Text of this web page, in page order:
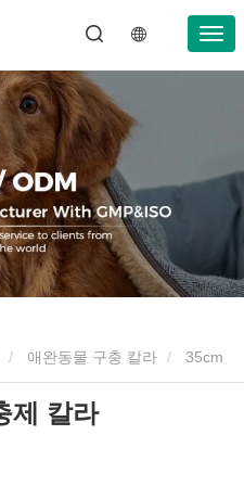
애완동물 구충 칼라
제 칼라